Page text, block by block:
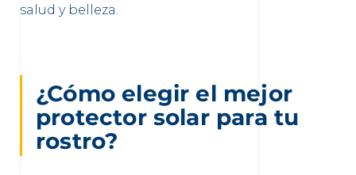
salud y belleza.
¿Cómo elegir el mejor
protector solar para tu
rostro?